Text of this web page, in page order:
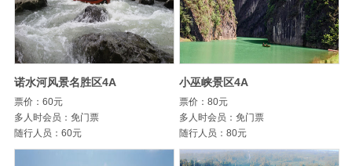
诺水河风景名胜区4A
票价：60元
多人时会员：免门票
随行人员：60元
小巫峡景区4A
票价：80元
多人时会员：免门票
随行人员：80元